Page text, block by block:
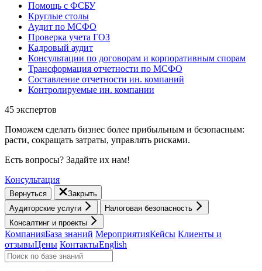
Помощь с ФСБУ
Круглые столы
Аудит по МСФО
Проверка учета ГОЗ
Кадровый аудит
Консультации по договорам и корпоративным спорам
Трансформация отчетности по МСФО
Составление отчетности ин. компаний
Контролируемые ин. компании
45 экспертов
Поможем сделать бизнес более прибыльным и безопасным:
расти, cокращать затраты, управлять рисками.
Есть вопросы? Задайте их нам!
Консультация
Вернуться
Закрыть
Аудиторские услуги
Налоговая безопасность
Консалтинг и проекты
КомпанияБаза знаний МероприятияКейсы Клиенты и
отзывыЦены КонтактыEnglish